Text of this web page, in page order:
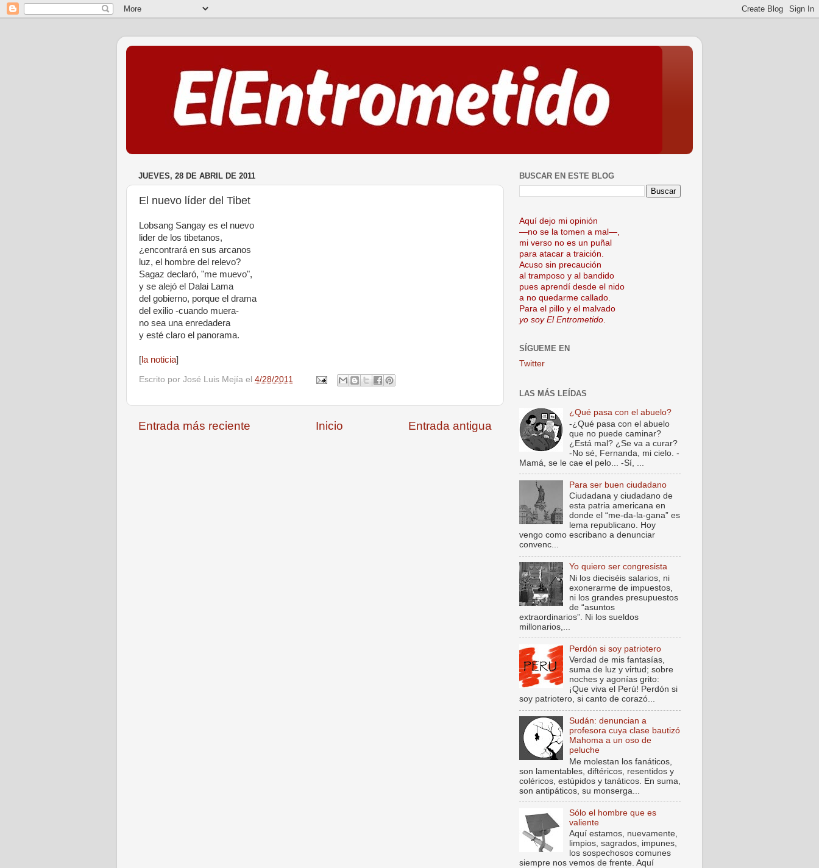
JUEVES, 28 DE ABRIL DE 2011
El nuevo líder del Tibet
Lobsang Sangay es el nuevo
lider de los tibetanos,
¿encontrará en sus arcanos
luz, el hombre del relevo?
Sagaz declaró, "me muevo",
y se alejó el Dalai Lama
del gobierno, porque el drama
del exilio -cuando muera-
no sea una enredadera
y esté claro el panorama.
[la noticia]
Escrito por José Luis Mejía el 4/28/2011
Entrada más reciente Entrada antigua
Inicio
BUSCAR EN ESTE BLOG
Aquí dejo mi opinión
—no se la tomen a mal—,
mi verso no es un puñal
para atacar a traición.
Acuso sin precaución
al tramposo y al bandido
pues aprendí desde el nido
a no quedarme callado.
Para el pillo y el malvado
yo soy El Entrometido
SÍGUEME EN
Twitter
LAS MÁS LEÍDAS
¿Qué pasa con el abuelo?
-¿Qué pasa con el abuelo
que no puede caminar?
¿Está mal? ¿Se va a curar?
-No sé, Fernanda, mi cielo. -
Mamá, se le cae el pelo... -Sí, ...
Para ser buen ciudadano
Ciudadana y ciudadano de
esta patria americana en
donde el “me-da-la-gana” es
lema republicano. Hoy
vengo como escribano a denunciar
convenc...
Yo quiero ser congresista
Ni los dieciséis salarios, ni
exonerarme de impuestos,
ni los grandes presupuestos
de “asuntos
extraordinarios”. Ni los sueldos
millonarios,...
Perdón si soy patriotero
Verdad de mis fantasías,
suma de luz y virtud; sobre
noches y agonías grito:
¡Que viva el Perú! Perdón si
soy patriotero, si canto de corazó...
Sudán: denuncian a
profesora cuya clase bautizó
Mahoma a un oso de
peluche
Me molestan los fanáticos,
son lamentables, diftéricos, resentidos y
coléricos, estúpidos y tanáticos. En suma,
son antipáticos, su monserga...
Sólo el hombre que es
valiente
Aquí estamos, nuevamente,
limpios, sagrados, impunes,
los sospechosos comunes
siempre nos vemos de frente. Aquí